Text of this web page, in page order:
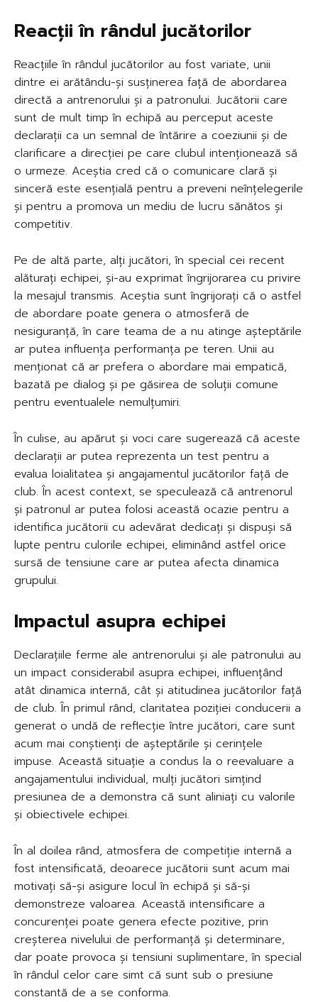
Reacții în rândul jucătorilor
Reacțiile în rândul jucătorilor au fost variate, unii
dintre ei arătându-și susținerea față de abordarea
directă a antrenorului și a patronului. Jucătorii care
sunt de mult timp în echipă au perceput aceste
declarații ca un semnal de întărire a coeziunii și de
clarificare a direcției pe care clubul intenționează să
o urmeze. Aceștia cred că o comunicare clară și
sinceră este esențială pentru a preveni neînțelegerile
și pentru a promova un mediu de lucru sănătos și
competitiv.
Pe de altă parte, alți jucători, în special cei recent
alăturați echipei, și-au exprimat îngrijorarea cu privire
la mesajul transmis. Aceștia sunt îngrijorați că o astfel
de abordare poate genera o atmosferă de
nesiguranță, în care teama de a nu atinge așteptările
ar putea influența performanța pe teren. Unii au
menționat că ar prefera o abordare mai empatică,
bazată pe dialog și pe găsirea de soluții comune
pentru eventualele nemulțumiri.
În culise, au apărut și voci care sugerează că aceste
declarații ar putea reprezenta un test pentru a
evalua loialitatea și angajamentul jucătorilor față de
club. În acest context, se speculează că antrenorul
și patronul ar putea folosi această ocazie pentru a
identifica jucătorii cu adevărat dedicați și dispuși să
lupte pentru culorile echipei, eliminând astfel orice
sursă de tensiune care ar putea afecta dinamica
grupului.
Impactul asupra echipei
Declarațiile ferme ale antrenorului și ale patronului au
un impact considerabil asupra echipei, influențând
atât dinamica internă, cât și atitudinea jucătorilor față
de club. În primul rând, claritatea poziției conducerii a
generat o undă de reflecție între jucători, care sunt
acum mai conștienți de așteptările și cerințele
impuse. Această situație a condus la o reevaluare a
angajamentului individual, mulți jucători simțind
presiunea de a demonstra că sunt aliniați cu valorile
și obiectivele echipei.
În al doilea rând, atmosfera de competiție internă a
fost intensificată, deoarece jucătorii sunt acum mai
motivați să-și asigure locul în echipă și să-și
demonstreze valoarea. Această intensificare a
concurenței poate genera efecte pozitive, prin
creșterea nivelului de performanță și determinare,
dar poate provoca și tensiuni suplimentare, în special
în rândul celor care simt că sunt sub o presiune
constantă de a se conforma.